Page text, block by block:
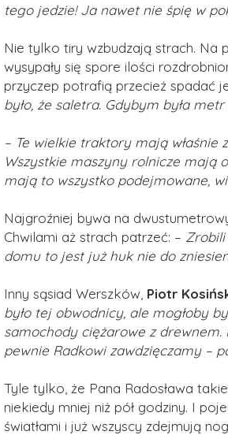
tego jedzie! Ja nawet nie śpię w
Nie tylko tiry wzbudzają strach. Na
wysypały się spore ilości
przyczep potrafią przecież spadać
było, że saletra. Gdybym była
– Te wielkie traktory mają właśnie
Wszystkie maszyny rolnicze mają
mają to wszystko podejmowane,
Najgroźniej bywa na
Chwilami aż strach patrzeć: –
domu to jest już huk nie do
Inny sąsiad Werszków, Piotr
było tej obwodnicy, ale mogłoby
samochody ciężarowe z
pewnie Radkowi zawdzięczamy –
Tyle tylko, że Pana Radosława
niekiedy mniej niż pół godziny. I
światłami i już wszyscy zdejmują